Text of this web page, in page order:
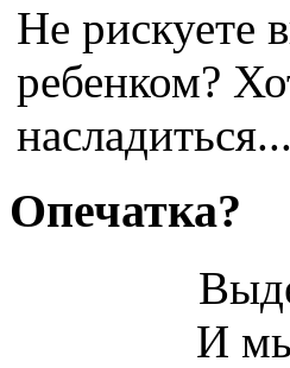
Не рискуете
ребенком?
насладиться...
Опечатка?
И